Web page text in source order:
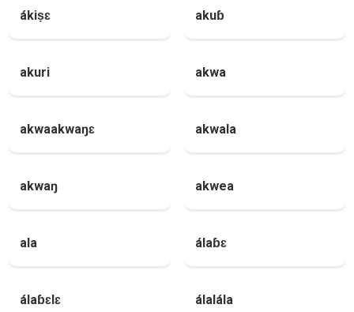
ákiṣɛ akuɓ
akuri akwa
akwaakwaŋɛ akwala
akwaŋ akwea
ala álaɓɛ
álaɓɛlɛ álalála